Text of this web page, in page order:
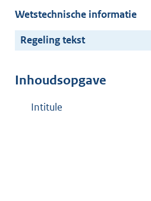
Wetstechnische informatie
Regeling tekst
Inhoudsopgave
Intitule